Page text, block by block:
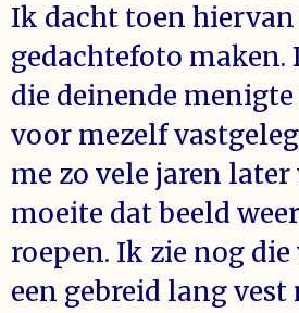
Ik dacht toen
gedachtefoto maken.
die deinende
voor mezelf
me zo vele jaren
moeite dat beeld
roepen. Ik zie nog
een gebreid lang